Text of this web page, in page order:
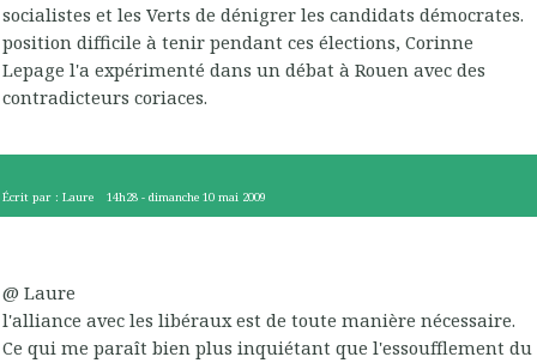
socialistes et les Verts de dénigrer les candidats démocrates.
position difficile à tenir pendant ces élections, Corinne
Lepage l'a expérimenté dans un débat à Rouen avec des
contradicteurs coriaces.
Écrit par : Laure 14h28 -dimanche 10 mai 2009
@ Laure
l'alliance avec les libéraux est de toute manière nécessaire.
Ce qui me paraît bien plus inquiétant que l'essoufflement du